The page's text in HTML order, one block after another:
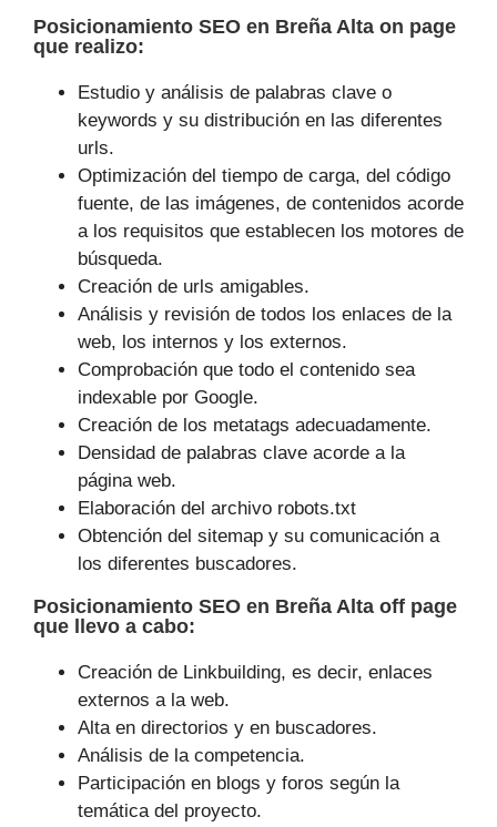
Posicionamiento SEO en Breña Alta on page
que realizo:
Estudio y análisis de palabras clave o
keywords y su distribución en las diferentes
urls.
Optimización del tiempo de carga, del código
fuente, de las imágenes, de contenidos acorde
a los requisitos que establecen los motores de
búsqueda.
Creación de urls amigables.
Análisis y revisión de todos los enlaces de la
web, los internos y los externos.
Comprobación que todo el contenido sea
indexable por Google.
Creación de los metatags adecuadamente.
Densidad de palabras clave acorde a la
página web.
Elaboración del archivo robots.txt
Obtención del sitemap y su comunicación a
los diferentes buscadores.
Posicionamiento SEO en Breña Alta off page
que
llevo a cabo:
Creación de Linkbuilding, es decir, enlaces
externos a la web.
Alta en directorios y en buscadores.
Análisis de la competencia.
Participación en blogs y foros según la
temática del proyecto.